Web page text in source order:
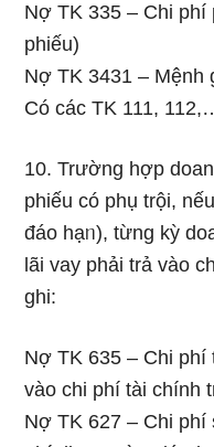
Nợ TK 335 – Chi phí
phiếu)
Nợ TK 3431 – Mệnh
Có các TK 111,
10. Trường hợp
phiếu có phụ trội,
đáo hạᥒ), từng kỳ
lãi vay phải trả vào
ɡhi:
Nợ TK 635 – Chi phí
vào chi phí tài chính
Nợ TK 627 – Chi phí